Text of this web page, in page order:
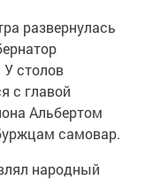
развернулась
У столов
с главой
Альбертом
самовар.
народный